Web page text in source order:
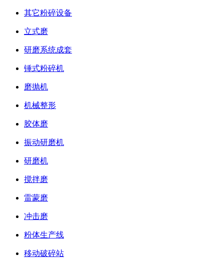
其它粉碎设备
立式磨
研磨系统成套
锤式粉碎机
磨抛机
机械整形
胶体磨
振动研磨机
研磨机
搅拌磨
雷蒙磨
冲击磨
粉体生产线
移动破碎站